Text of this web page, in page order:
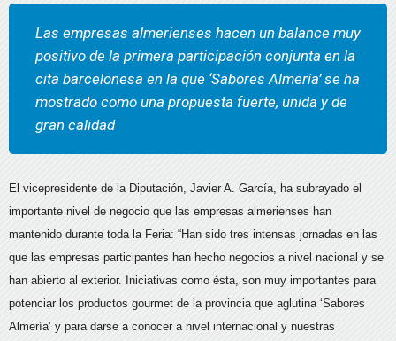
Las empresas almerienses hacen un balance muy
positivo de la primera participación conjunta en la
cita barcelonesa en la que ‘Sabores Almería’ se ha
mostrado como una propuesta fuerte, unida y de
gran calidad
El vicepresidente de la Diputación, Javier A. García, ha subrayado el
importante nivel de negocio que las empresas almerienses han
mantenido durante toda la Feria: “Han sido tres intensas jornadas en las
que las empresas participantes han hecho negocios a nivel nacional y se
han abierto al exterior. Iniciativas como ésta, son muy importantes para
potenciar los productos gourmet de la provincia que aglutina ‘Sabores
Almería’ y para darse a conocer a nivel internacional y nuestras